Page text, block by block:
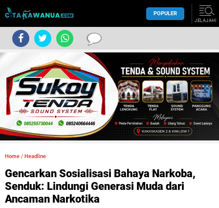
POPULER
JELAJAHI
Home / Headline
Gencarkan Sosialisasi Bahaya Narkoba,
Senduk: Lindungi Generasi Muda dari
Ancaman Narkotika